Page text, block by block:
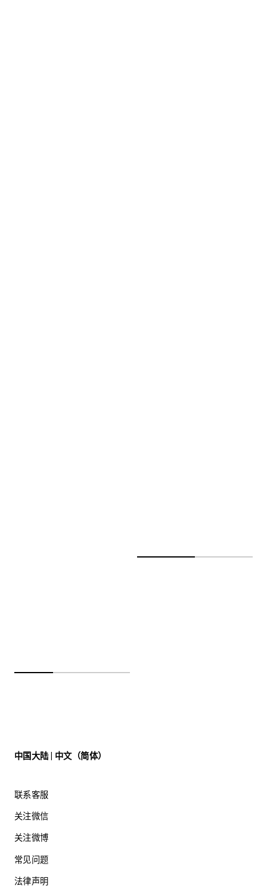
中国大陆 | 中文（简体）
联系客服
关注微信
关注微博
常见问题
法律声明